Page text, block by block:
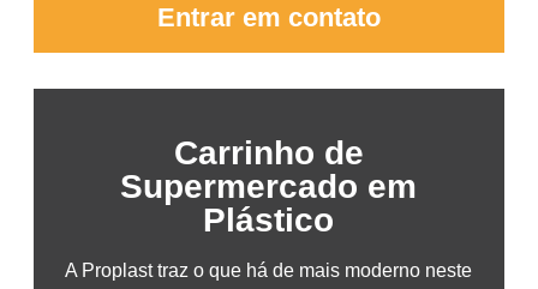
Entrar em contato
Carrinho de
Supermercado em
Plástico
A Proplast traz o que há de mais moderno neste